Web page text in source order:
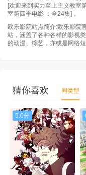
[欢迎来到实力至上主义教室
室第四季电影 ：全24集] 。
欧乐影院站点简介:欧乐影院
站，涵盖了各种各样的影视
的动漫、综艺，亦或是网络
猜你喜欢 同类型
5.0分